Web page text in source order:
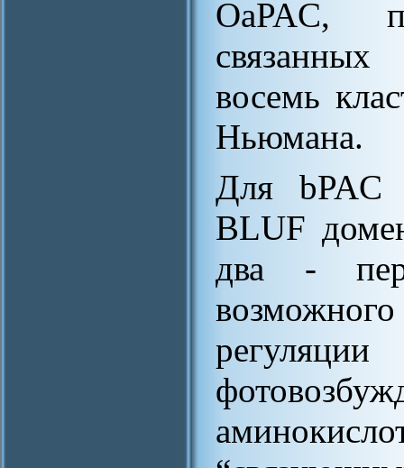
OaPAC,
восемь
Ньюмана.
Для bPAC
BLUF
два -